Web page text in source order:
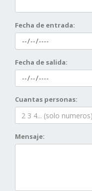
Fecha de entrada:
Fecha de salida:
Cuantas personas:
Mensaje: